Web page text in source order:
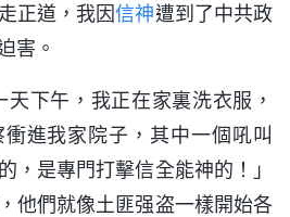
正道，我因信神遭到了中共政
害。
下午，我正在家裏洗衣服，
進我家院子，其中一個吼叫
，是專門打擊信全能神的！」
他們就像土匪强盗一樣開始各